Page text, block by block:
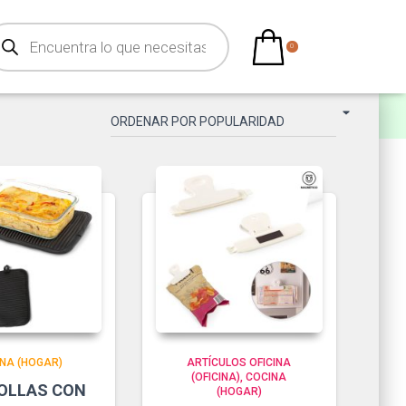
0
(HOGAR)
CON
ARTÍCULOS OFICINA
(OFICINA) COCINA
(HOGAR)